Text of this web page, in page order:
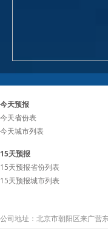
今天预报
今天省份表
今天城市列表
15天预报
15天预报省份列表
15天预报城市列表
公司地址：北京市朝阳区来广营